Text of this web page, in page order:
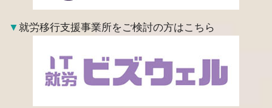
▼就労移行支援事業所をご検討の方はこちら